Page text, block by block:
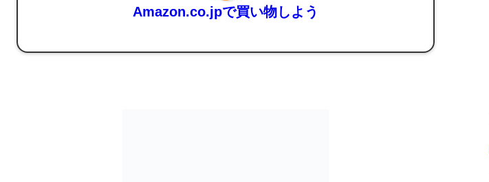
Amazon.co.jpで買い物しよう